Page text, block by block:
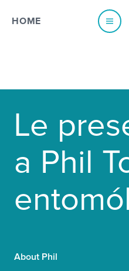
HOME
Le
a Phil
About Phil
Austria
Belgium - Dutch
Belgium - French
France
Germany
Italy